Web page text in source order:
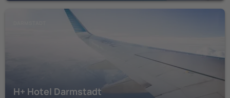
H+ Hotel Darmstadt